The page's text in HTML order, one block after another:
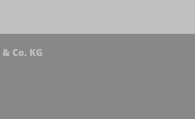
Co. KG